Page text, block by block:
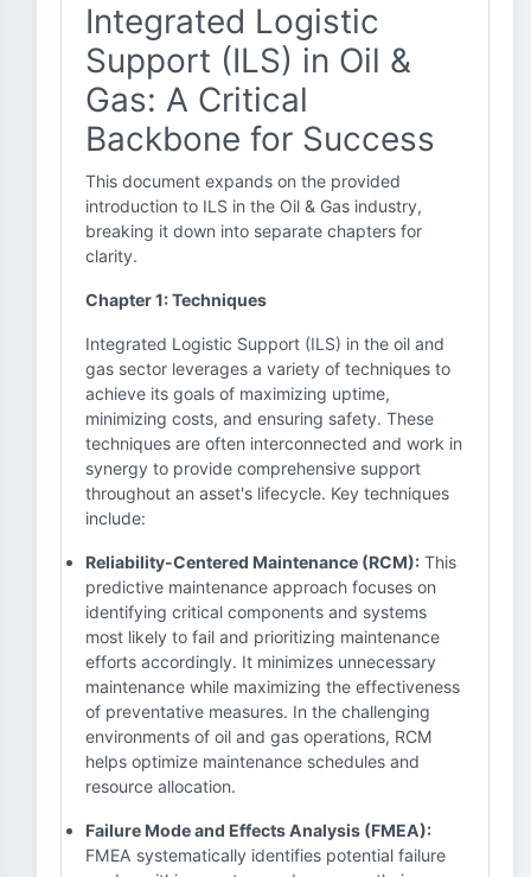
Integrated Logistic
Support (ILS) in Oil &
Gas: A Critical
Backbone for Success
This document expands on the provided
introduction to ILS in the Oil & Gas industry,
breaking it down into separate chapters for
clarity.
Chapter 1: Techniques
Integrated Logistic Support (ILS) in the oil and
gas sector leverages a variety of techniques to
achieve its goals of maximizing uptime,
minimizing costs, and ensuring safety. These
techniques are often interconnected and work in
synergy to provide comprehensive support
throughout an asset's lifecycle. Key techniques
include:
Reliability-Centered Maintenance (RCM): This
predictive maintenance approach focuses on
identifying critical components and systems
most likely to fail and prioritizing maintenance
efforts accordingly. It minimizes unnecessary
maintenance while maximizing the effectiveness
of preventative measures. In the challenging
environments of oil and gas operations, RCM
helps optimize maintenance schedules and
resource allocation.
Failure Mode and Effects Analysis (FMEA):
FMEA systematically identifies potential failure